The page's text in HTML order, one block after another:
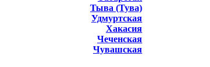
Тыва (Тува)
Удмуртская
Хакасия
Чеченская
Чувашская